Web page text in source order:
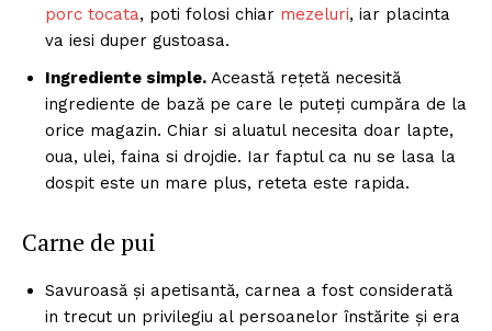
porc tocata, poti folosi chiar mezeluri, iar placinta
va iesi duper gustoasa.
Ingrediente simple. Această rețetă necesită
ingrediente de bază pe care le puteți cumpăra de la
orice magazin. Chiar si aluatul necesita doar lapte,
oua, ulei, faina si drojdie. Iar faptul ca nu se lasa la
dospit este un mare plus, reteta este rapida.
Carne de pui
Savuroasă şi apetisantă, carnea a fost considerată
in trecut un privilegiu al persoanelor înstărite şi era